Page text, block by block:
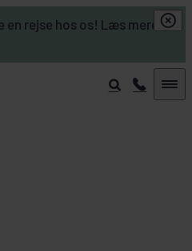
rejse hos os! Læs mere